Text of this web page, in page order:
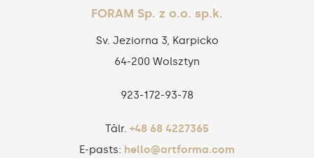
FORAM Sp. z o.o. sp.k.
Sv. Jeziorna 3, Karpicko
64-200 Wolsztyn
923‑172‑93‑78
Tālr. +48 68 4227365
E-pasts: hello@artforma.com